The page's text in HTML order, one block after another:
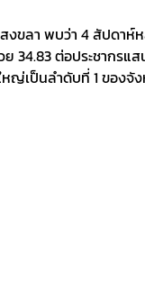
งขลา พบว่า 4 สัปดา
ต่อประชากรแส
หญ่เป็นลำดับที่ 1 ของ